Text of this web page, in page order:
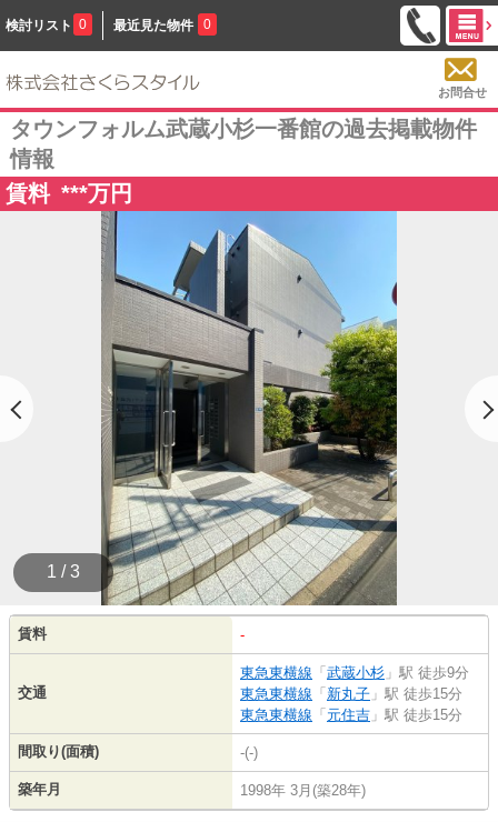
検討リスト 0 最近見た物件 0
お問合せ
タウンフォルム武蔵小杉一番館の過去掲載物件
情報
賃料 ***万円
1 / 3
賃料 -
交通
東急東横線 「 武蔵小杉 」駅 徒歩9分
東急東横線 「 新丸子 」駅 徒歩15分
東急東横線 「 元住吉 」駅 徒歩15分
間取り(面積) -(-)
築年月 1998年 3月(築28年)